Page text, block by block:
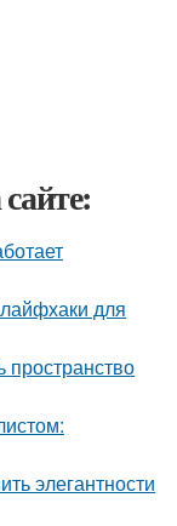
для
пространство
элегантности